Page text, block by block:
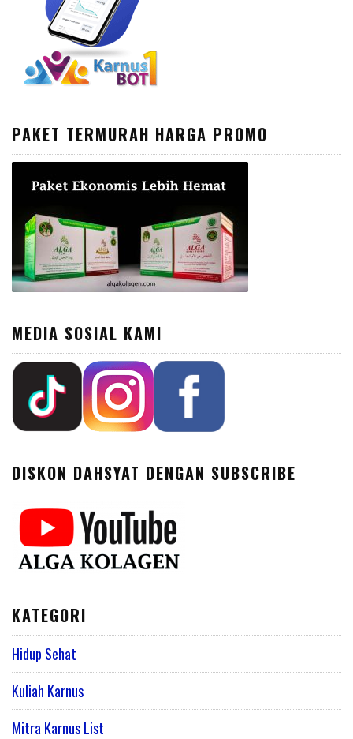
PAKET TERMURAH HARGA PROMO
MEDIA SOSIAL KAMI
DISKON DAHSYAT DENGAN SUBSCRIBE
KATEGORI
Hidup Sehat
Kuliah Karnus
Mitra Karnus List